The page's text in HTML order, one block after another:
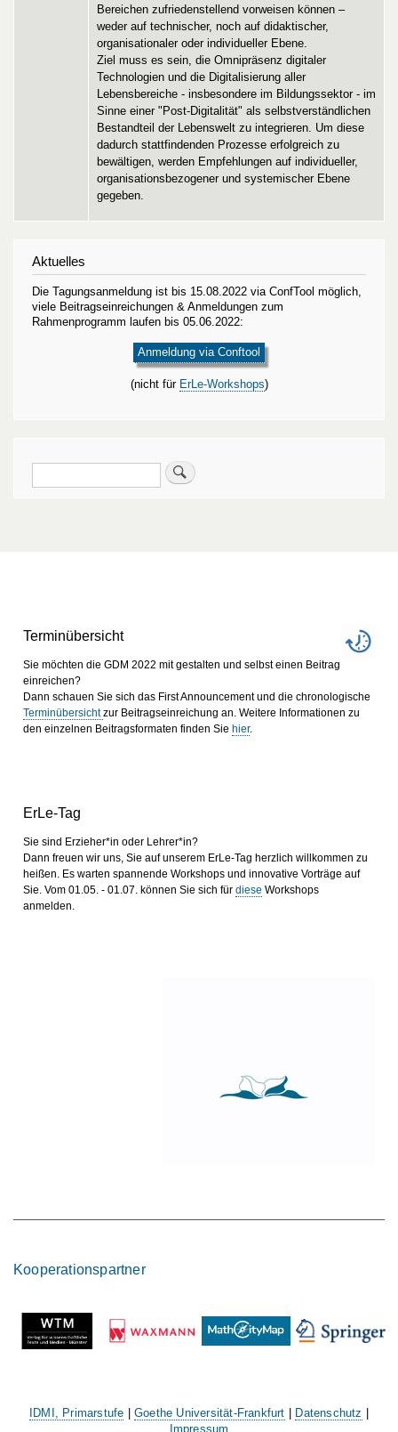
Bereichen zufriedenstellend vorweisen können –
weder auf technischer, noch auf didaktischer,
organisationaler oder individueller Ebene.
Ziel muss es sein, die Omnipräsenz digitaler
Technologien und die Digitalisierung aller
Lebensbereiche - insbesondere im Bildungssektor - im
Sinne einer "Post-Digitalität" als selbstverständlichen
Bestandteil der Lebenswelt zu integrieren. Um diese
dadurch stattfindenden Prozesse erfolgreich zu
bewältigen, werden Empfehlungen auf individueller,
organisationsbezogener und systemischer Ebene
gegeben.
Aktuelles
Die Tagungsanmeldung ist bis 15.08.2022 via ConfTool möglich,
viele Beitragseinreichungen & Anmeldungen zum
Rahmenprogramm laufen bis 05.06.2022:
Anmeldung via Conftool
(nicht für ErLe-Workshops)
Suche
Terminübersicht
Sie möchten die GDM 2022 mit gestalten und selbst einen Beitrag
einreichen?
Dann schauen Sie sich das First Announcement und die chronologische
Terminübersichtzur Beitragseinreichung an. Weitere Informationen zu
den einzelnen Beitragsformaten finden Sie hier.
ErLe-Tag
Sie sind Erzieher*in oder Lehrer*in?
Dann freuen wir uns, Sie auf unserem ErLe-Tag herzlich willkommen zu
heißen. Es warten spannende Workshops und innovative Vorträge auf
Sie. Vom 01.05. - 01.07. können Sie sich für diese Workshops
anmelden.
Kooperationspartner
IDMI, Primarstufe |Goethe Universität-Frankfurt Datenschutz
Impressum